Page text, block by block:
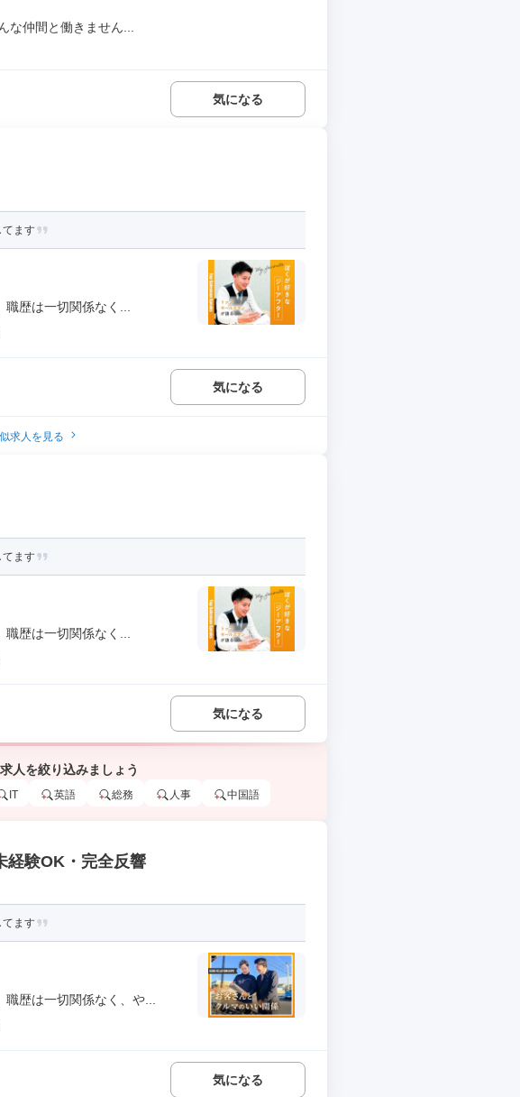
仲間と働きません...
気になる
てます
歴は一切関係なく...
気になる
求人を見る
てます
歴は一切関係なく...
気になる
人を絞り込みましょう
IT 英語 総務 人事 中国語
経験OK・完全反響
てます
歴は一切関係なく、や...
気になる